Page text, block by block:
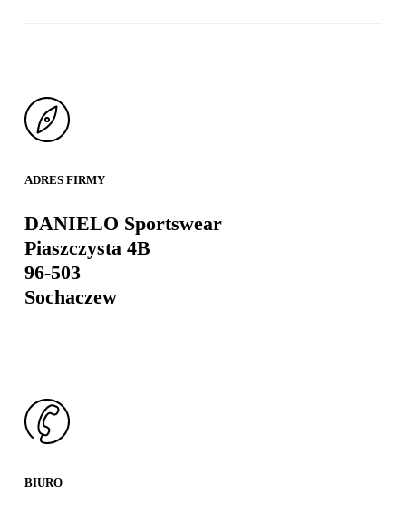
ADRES FIRMY
DANIELO Sportswear
Piaszczysta 4B
96-503
Sochaczew
BIURO